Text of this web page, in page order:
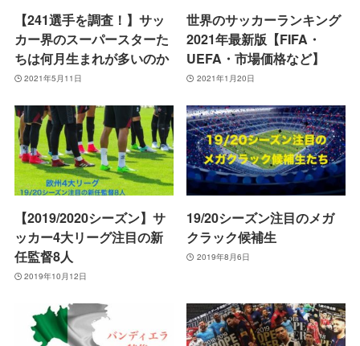
【241選手を調査！】サッ
カー界のスーパースターた
ちは何月生まれが多いのか
2021年5月11日
世界のサッカーランキング
2021年最新版【FIFA・
UEFA・市場価格など】
2021年1月20日
【2019/2020シーズン】サ
ッカー4大リーグ注目の新
任監督8人
2019年10月12日
19/20シーズン注目のメガ
クラック候補生
2019年8月6日